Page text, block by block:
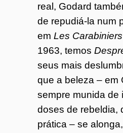
real, Godard
de repudiá-la num
em Les Carabiniers
1963, temos
seus mais
que a beleza – em
sempre munida de
doses de rebeldia,
prática – se